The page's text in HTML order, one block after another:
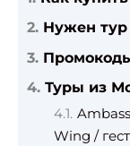
Нужен тур
Туры из
Wing /